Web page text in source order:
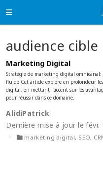
audience cible
Marketing Digital
Stratégie de marketing digital
fluide Cet article explore en profondeur
digital, en mettant l’accent sur les
pour réussir dans ce domaine.
AlidiPatrick
Dernière mise à jour le févr.
marketing digital, SEO,